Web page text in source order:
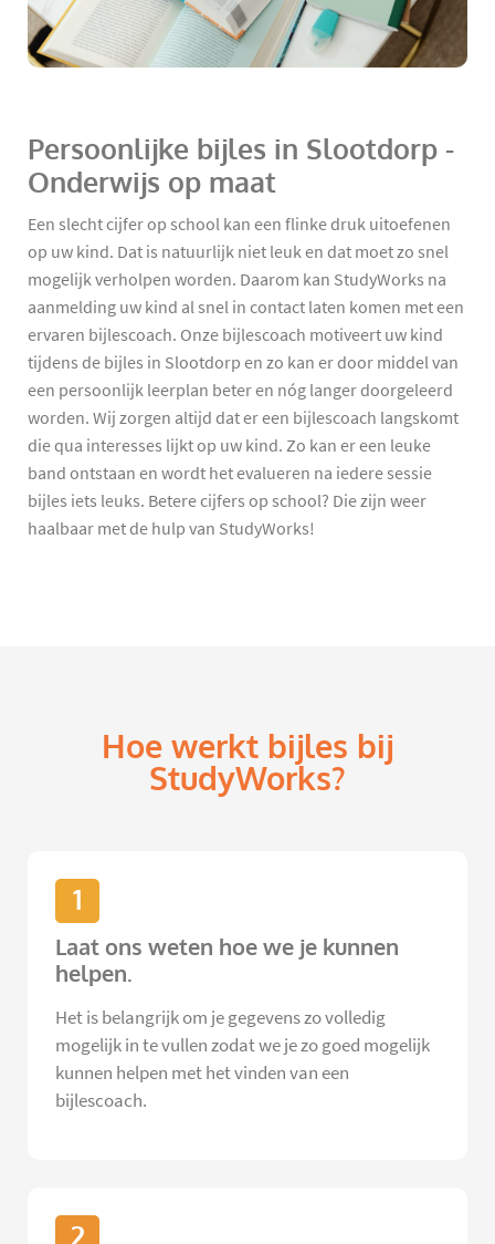
Persoonlijke bijles in Slootdorp -
Onderwijs op maat
Een slecht cijfer op school kan een flinke druk uitoefenen
op uw kind. Dat is natuurlijk niet leuk en dat moet zo snel
mogelijk verholpen worden. Daarom kan StudyWorks na
aanmelding uw kind al snel in contact laten komen met een
ervaren bijlescoach. Onze bijlescoach motiveert uw kind
tijdens de bijles in Slootdorp en zo kan er door middel van
een persoonlijk leerplan beter en nóg langer doorgeleerd
worden. Wij zorgen altijd dat er een bijlescoach langskomt
die qua interesses lijkt op uw kind. Zo kan er een leuke
band ontstaan en wordt het evalueren na iedere sessie
bijles iets leuks. Betere cijfers op school? Die zijn weer
haalbaar met de hulp van StudyWorks!
Hoe werkt bijles bij
StudyWorks?
1
Laat ons weten hoe we je kunnen
helpen.
Het is belangrijk om je gegevens zo volledig
mogelijk in te vullen zodat we je zo goed mogelijk
kunnen helpen met het vinden van een
bijlescoach.